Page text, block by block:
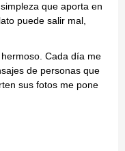
que aporta en
puede salir mal,
Cada día me
de personas que
sus fotos me pone